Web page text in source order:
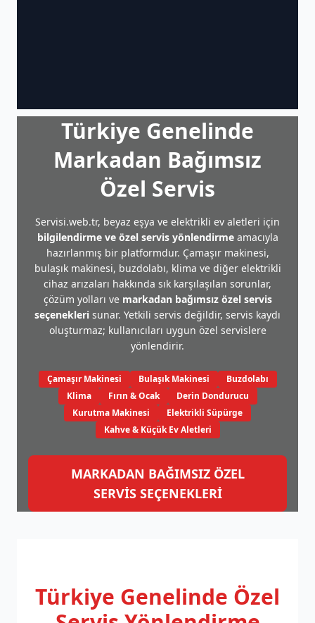
Türkiye Genelinde
Markadan Bağımsız
Özel Servis
Servisi.web.tr, beyaz eşya ve elektrikli ev aletleri için
bilgilendirme ve özel servis yönlendirmeamacıyla
hazırlanmış bir platformdur. Çamaşır makinesi,
bulaşık makinesi, buzdolabı, klima ve diğer elektrikli
cihaz arızaları hakkında sık karşılaşılan sorunlar,
çözüm yolları ve markadan bağımsız özel servis
seçenekleri sunar. Yetkili servis değildir, servis kaydı
oluşturmaz; kullanıcıları uygun özel servislere
yönlendirir.
Çamaşır Makinesi Bulaşık Makinesi
Buzdolabı
Klima
Fırın & Ocak
Derin Dondurucu
Kurutma Makinesi
Elektrikli Süpürge
Kahve & Küçük Ev Aletleri
MARKADAN BAĞIMSIZ ÖZEL
SERVİS SEÇENEKLERİ
Türkiye Genelinde Özel